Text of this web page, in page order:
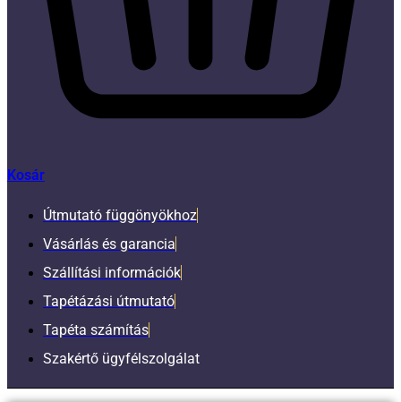
Kosár
Útmutató függönyökhoz
Vásárlás és garancia
Szállítási információk
Tapétázási útmutató
Tapéta számítás
Szakértő ügyfélszolgálat